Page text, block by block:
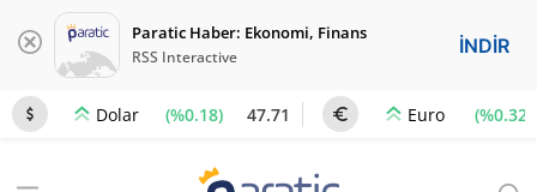
Paratic Haber: Ekonomi, Finans
RSS Interactive İNDİR
Dolar (%0.18) 47.71 Euro (%0.32)